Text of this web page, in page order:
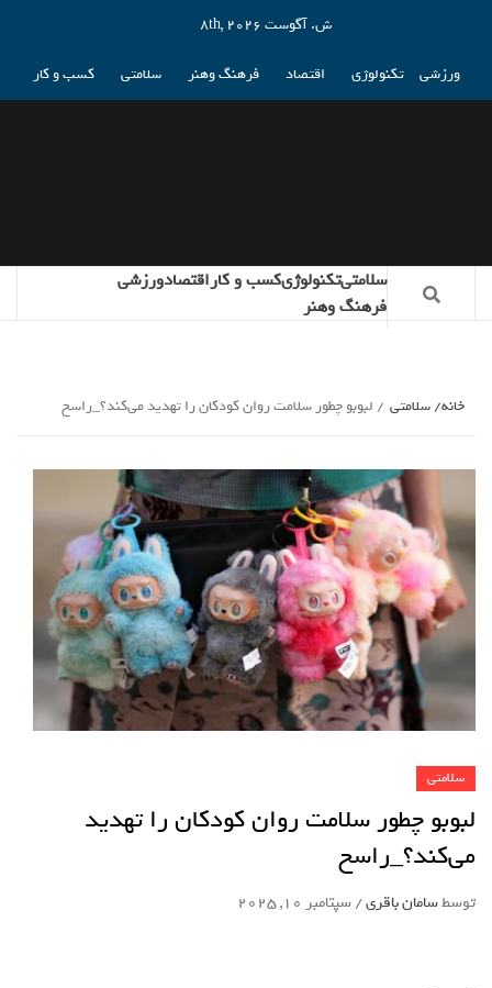
ش. آگوست 8th, 2026
ورزشی تکنولوژی اقتصاد فرهنگ وهنر سلامتی کسب و کار
سلامتیتکنولوژیکسب و کاراقتصادورزشی
فرهنگ وهنر
خانه سلامتی لبوبو چطور سلامت روان کودکان را تهدید می‌کند؟_راسخ
سلامتی
لبوبو چطور سلامت روان کودکان را تهدید
می‌کند؟_راسخ
توسطسامان باقری/سپتامبر 10, 2025